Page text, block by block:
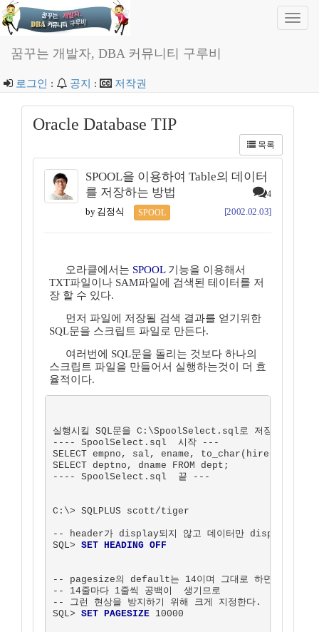
꿈꾸는 개발자, DBA 커뮤니티 구루비
로그인 : 공지 : 저작권
Oracle Database TIP
목록
SPOOL을 이용하여 Table의 데이터
를 저장하는 방법
4
by 김정식 SPOOL [2002.02.03]
오라클에서는 SPOOL기능을 이용해서
TXT파일이나 SAM파일에 검색된 테이터를 저
장 할 수 있다.
먼저 파일에 저장될 검색 결과를 얻기위한
SQL문을 스크립트 파일로 만든다.
여러번에 SQL문을 돌리는 것보다 하나의
스크립트 파일을 만들어서 실행하는것이 더 효
율적이다.
실행시킬 SQL문을 C:\SpoolSelect.sql로 저장 한다.
---- SpoolSelect.sql  시작 ---
SELECT empno, sal, ename, to_char(hiredate,
SELECT deptno, dname FROM dept;
---- SpoolSelect.sql  끝 ---
C:\> SQLPLUS scott/tiger
-- header가 display되지 않고 데이터만 display
SQL> SET HEADING OFF
-- pagesize의 default는 14이며 그대로 하면
-- 14줄마다 1줄씩 공백이  생기므로
-- 그런 현상을 방지하기 위해 크게 지정한다.
SQL> SET PAGESIZE 10000